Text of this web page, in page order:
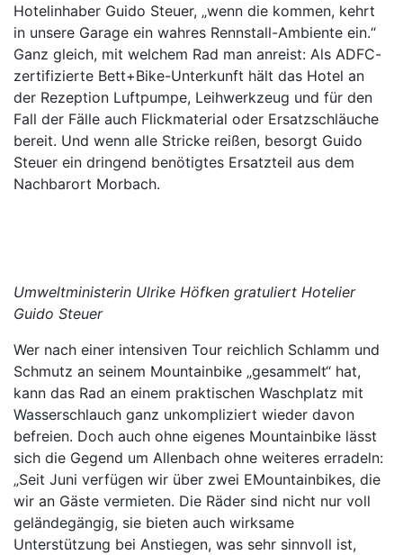
Hotelinhaber Guido Steuer, „wenn die kommen, kehrt
in unsere Garage ein wahres Rennstall-Ambiente ein.“
Ganz gleich, mit welchem Rad man anreist: Als ADFC-
zertifizierte Bett+Bike-Unterkunft hält das Hotel an
der Rezeption Luftpumpe, Leihwerkzeug und für den
Fall der Fälle auch Flickmaterial oder Ersatzschläuche
bereit. Und wenn alle Stricke reißen, besorgt Guido
Steuer ein dringend benötigtes Ersatzteil aus dem
Nachbarort Morbach.
Umweltministerin Ulrike Höfken gratuliert Hotelier
Guido Steuer
Wer nach einer intensiven Tour reichlich Schlamm und
Schmutz an seinem Mountainbike „gesammelt“ hat,
kann das Rad an einem praktischen Waschplatz mit
Wasserschlauch ganz unkompliziert wieder davon
befreien. Doch auch ohne eigenes Mountainbike lässt
sich die Gegend um Allenbach ohne weiteres erradeln:
„Seit Juni verfügen wir über zwei EMountainbikes, die
wir an Gäste vermieten. Die Räder sind nicht nur voll
geländegängig, sie bieten auch wirksame
Unterstützung bei Anstiegen, was sehr sinnvoll ist,